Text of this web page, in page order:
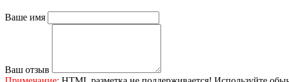
Ваше имя
Ваш отзыв